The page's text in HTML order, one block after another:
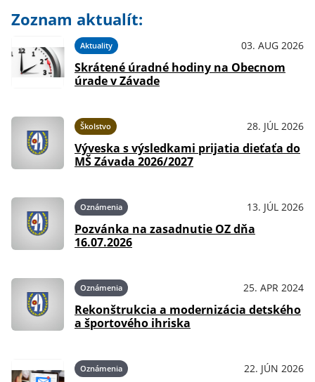
Zoznam aktualít:
Aktuality 03. AUG 2026
Skrátené úradné hodiny na Obecnom
úrade v Závade
Školstvo 28. JÚL 2026
Výveska s výsledkami prijatia dieťaťa do
MŠ Závada 2026/2027
Oznámenia 13. JÚL 2026
Pozvánka na zasadnutie OZ dňa
16.07.2026
Oznámenia 25. APR 2024
Rekonštrukcia a modernizácia detského
a športového ihriska
Oznámenia 22. JÚN 2026